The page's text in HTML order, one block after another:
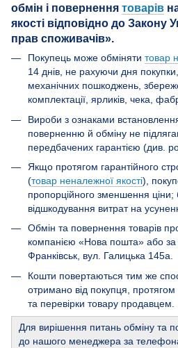
обмін і повернення товарів
якості відповідно до Закону
прав споживачів».
Покупець може обміняти товар
14 днів, не рахуючи дня покупки,
механічних пошкоджень,
комплектації, ярликів, чека,
Вироби з ознаками
поверненню й обміну не
передбачених гарантією (див.
Якщо протягом гарантійного
(товар неналежної якості),
пропорційного зменшення
відшкодування витрат на
Обмін та повернення товарів
компанією «Нова пошта» або
Франківськ, вул. Галицька 145а.
Кошти повертаються тим же
отримано від покупця,
та перевірки товару продавцем.
Для вирішення питань обміну та
до нашого менеджера за